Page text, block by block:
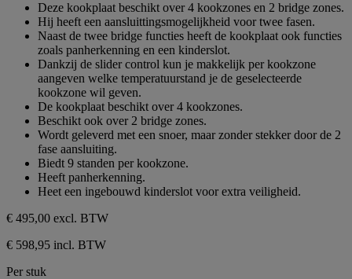
sterren.
Deze kookplaat beschikt over 4 kookzones en 2 bridge zones.
Hij heeft een aansluittingsmogelijkheid voor twee fasen.
Naast de twee bridge functies heeft de kookplaat ook functies
zoals panherkenning en een kinderslot.
Dankzij de slider control kun je makkelijk per kookzone
aangeven welke temperatuurstand je de geselecteerde
kookzone wil geven.
De kookplaat beschikt over 4 kookzones.
Beschikt ook over 2 bridge zones.
Wordt geleverd met een snoer, maar zonder stekker door de 2
fase aansluiting.
Biedt 9 standen per kookzone.
Heeft panherkenning.
Heet een ingebouwd kinderslot voor extra veiligheid.
€ 495,00 excl. BTW
€ 598,95 incl. BTW
Per stuk